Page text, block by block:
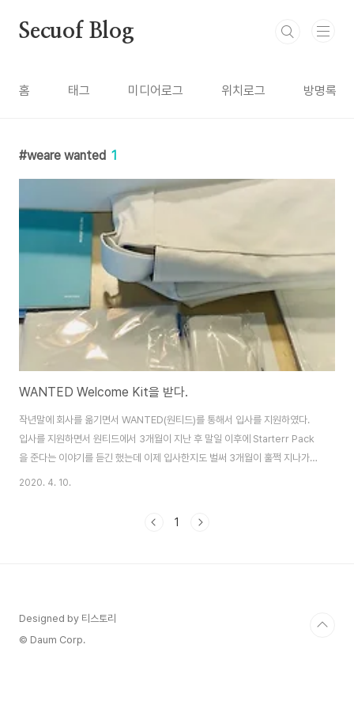
Secuof Blog
홈 태그 미디어로그 위치로그 방명록
weare wanted 1
WANTED Welcome Kit을 받다.
작년말에 회사를 옮기면서 WANTED(원티드)를 통해서 입사를 지원하였다.
입사를 지원하면서 원티드에서 3개월이 지난 후 말일 이후에 Starterr Pack
을 준다는 이야기를 듣긴 했는데 이제 입사한지도 벌써 3개월이 훌쩍 지나가고
있다. 생각을 안하고 있었는데 오늘 WANTED에서 Starter Pack이 도착했
니 가방 / 파우치(필통 형태 및 간단한 물건 담을수 있는..) 2종류 / 볼펜 / 상태
2020. 4. 10.
1
Designed by 티스토리
© Daum Corp.